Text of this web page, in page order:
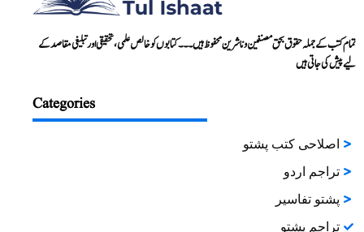
تمام کتب کے جملہ حقوق بحق مصنفین و ناشرین محفوظ ہیں۔۔۔ کتابوں کو خالص علمی، تحقیقی اور تبلیغی مقاصد کے
لیے پیش کی جاتی ہیں
Categories
اصلاحی کتب پشتو
تراجم اردو
پشتو تفاسیر
تراجم پشتو